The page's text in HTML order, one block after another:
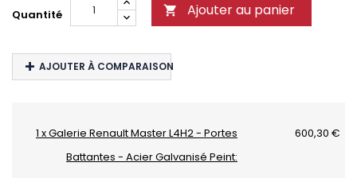
Quantité  Ajouter au panier
AJOUTER À COMPARAISON
1 x Galerie Renault Master L4H2 - Portes
Battantes - Acier Galvanisé Peint:
600,30 €